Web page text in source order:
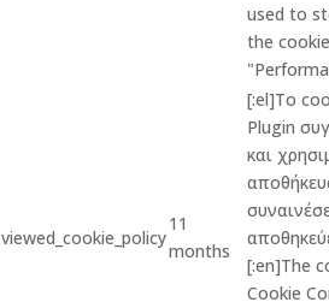
used to
the
viewed_cookie_policy
11
months
[:el]Το
Plugin
και
[:en]The
Cookie